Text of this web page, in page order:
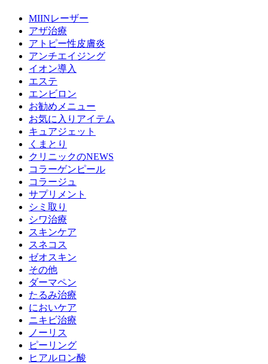
MIINレーザー
アザ治療
アトピー性皮膚炎
アンチエイジング
イオン導入
エステ
エンビロン
お勧めメニュー
お気に入りアイテム
キュアジェット
くまとり
クリニックのNEWS
コラーゲンピール
コラージュ
サプリメント
シミ取り
シワ治療
スキンケア
スネコス
ゼオスキン
その他
ダーマペン
たるみ治療
においケア
ニキビ治療
ノーリス
ピーリング
ヒアルロン酸